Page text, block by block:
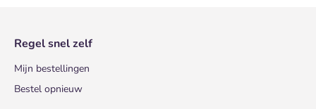
Regel snel zelf
Mijn bestellingen
Bestel opnieuw